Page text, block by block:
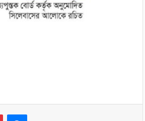
Messenger